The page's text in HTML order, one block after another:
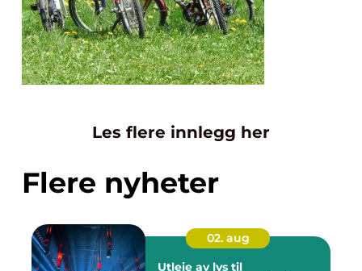
Les flere innlegg her
Flere nyheter
02. aug
Utleie av lys til